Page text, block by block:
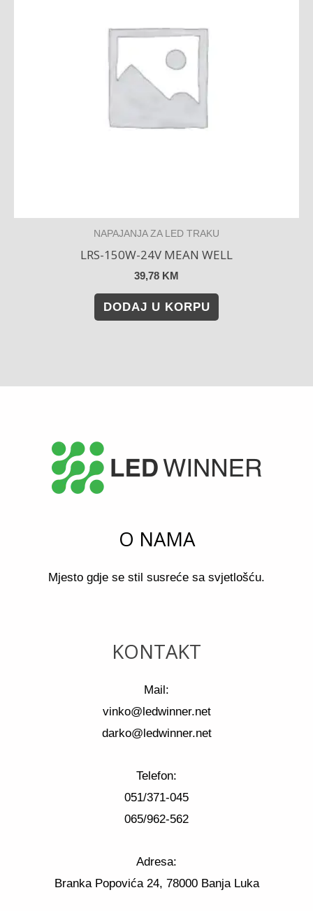
NAPAJANJA ZA LED TRAKU
LRS-150W-24V MEAN WELL
39,78 KM
DODAJ U KORPU
O NAMA
Mjesto gdje se stil susreće sa svjetlošću.
KONTAKT
Mail:
vinko@ledwinner.net
darko@ledwinner.net
Telefon:
051/371-045
065/962-562
Adresa:
Branka Popovića 24, 78000 Banja Luka